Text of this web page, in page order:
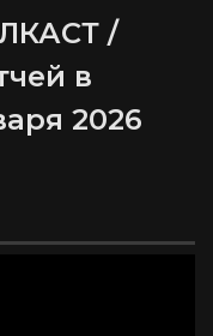
/
в
2026